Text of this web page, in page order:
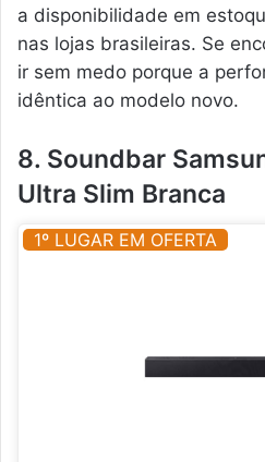
a disponibilidade em
nas lojas brasileiras. Se
ir sem medo porque a
idêntica ao modelo novo.
8. Soundbar
Ultra Slim Branca
1º LUGAR EM OFERTA